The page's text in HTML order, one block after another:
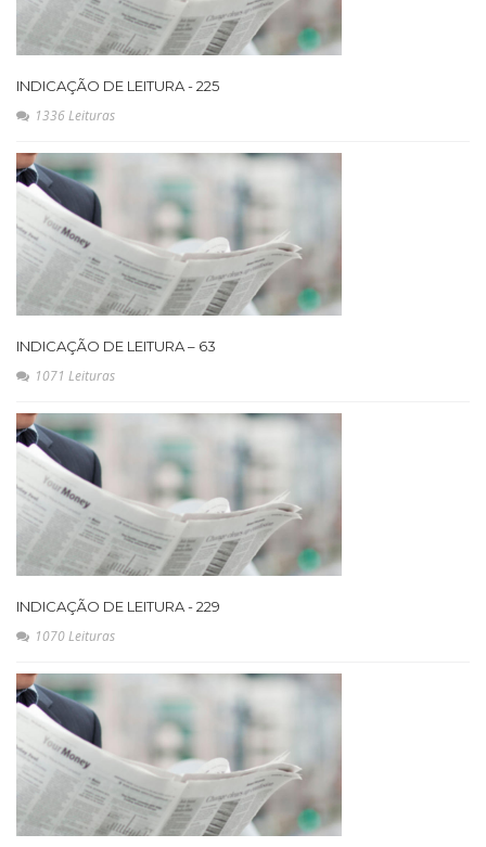
INDICAÇÃO DE LEITURA - 225
1336 Leituras
INDICAÇÃO DE LEITURA – 63
1071 Leituras
INDICAÇÃO DE LEITURA - 229
1070 Leituras